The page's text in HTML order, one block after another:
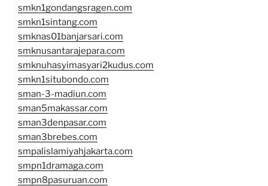
smkn1gondangsragen.com
smkn1sintang.com
smknas01banjarsari.com
smknusantarajepara.com
smknuhasyimasyari2kudus.com
smkn1situbondo.com
sman-3-madiun.com
sman5makassar.com
sman3denpasar.com
sman3brebes.com
smpalislamiyahjakarta.com
smpn1dramaga.com
smpn8pasuruan.com